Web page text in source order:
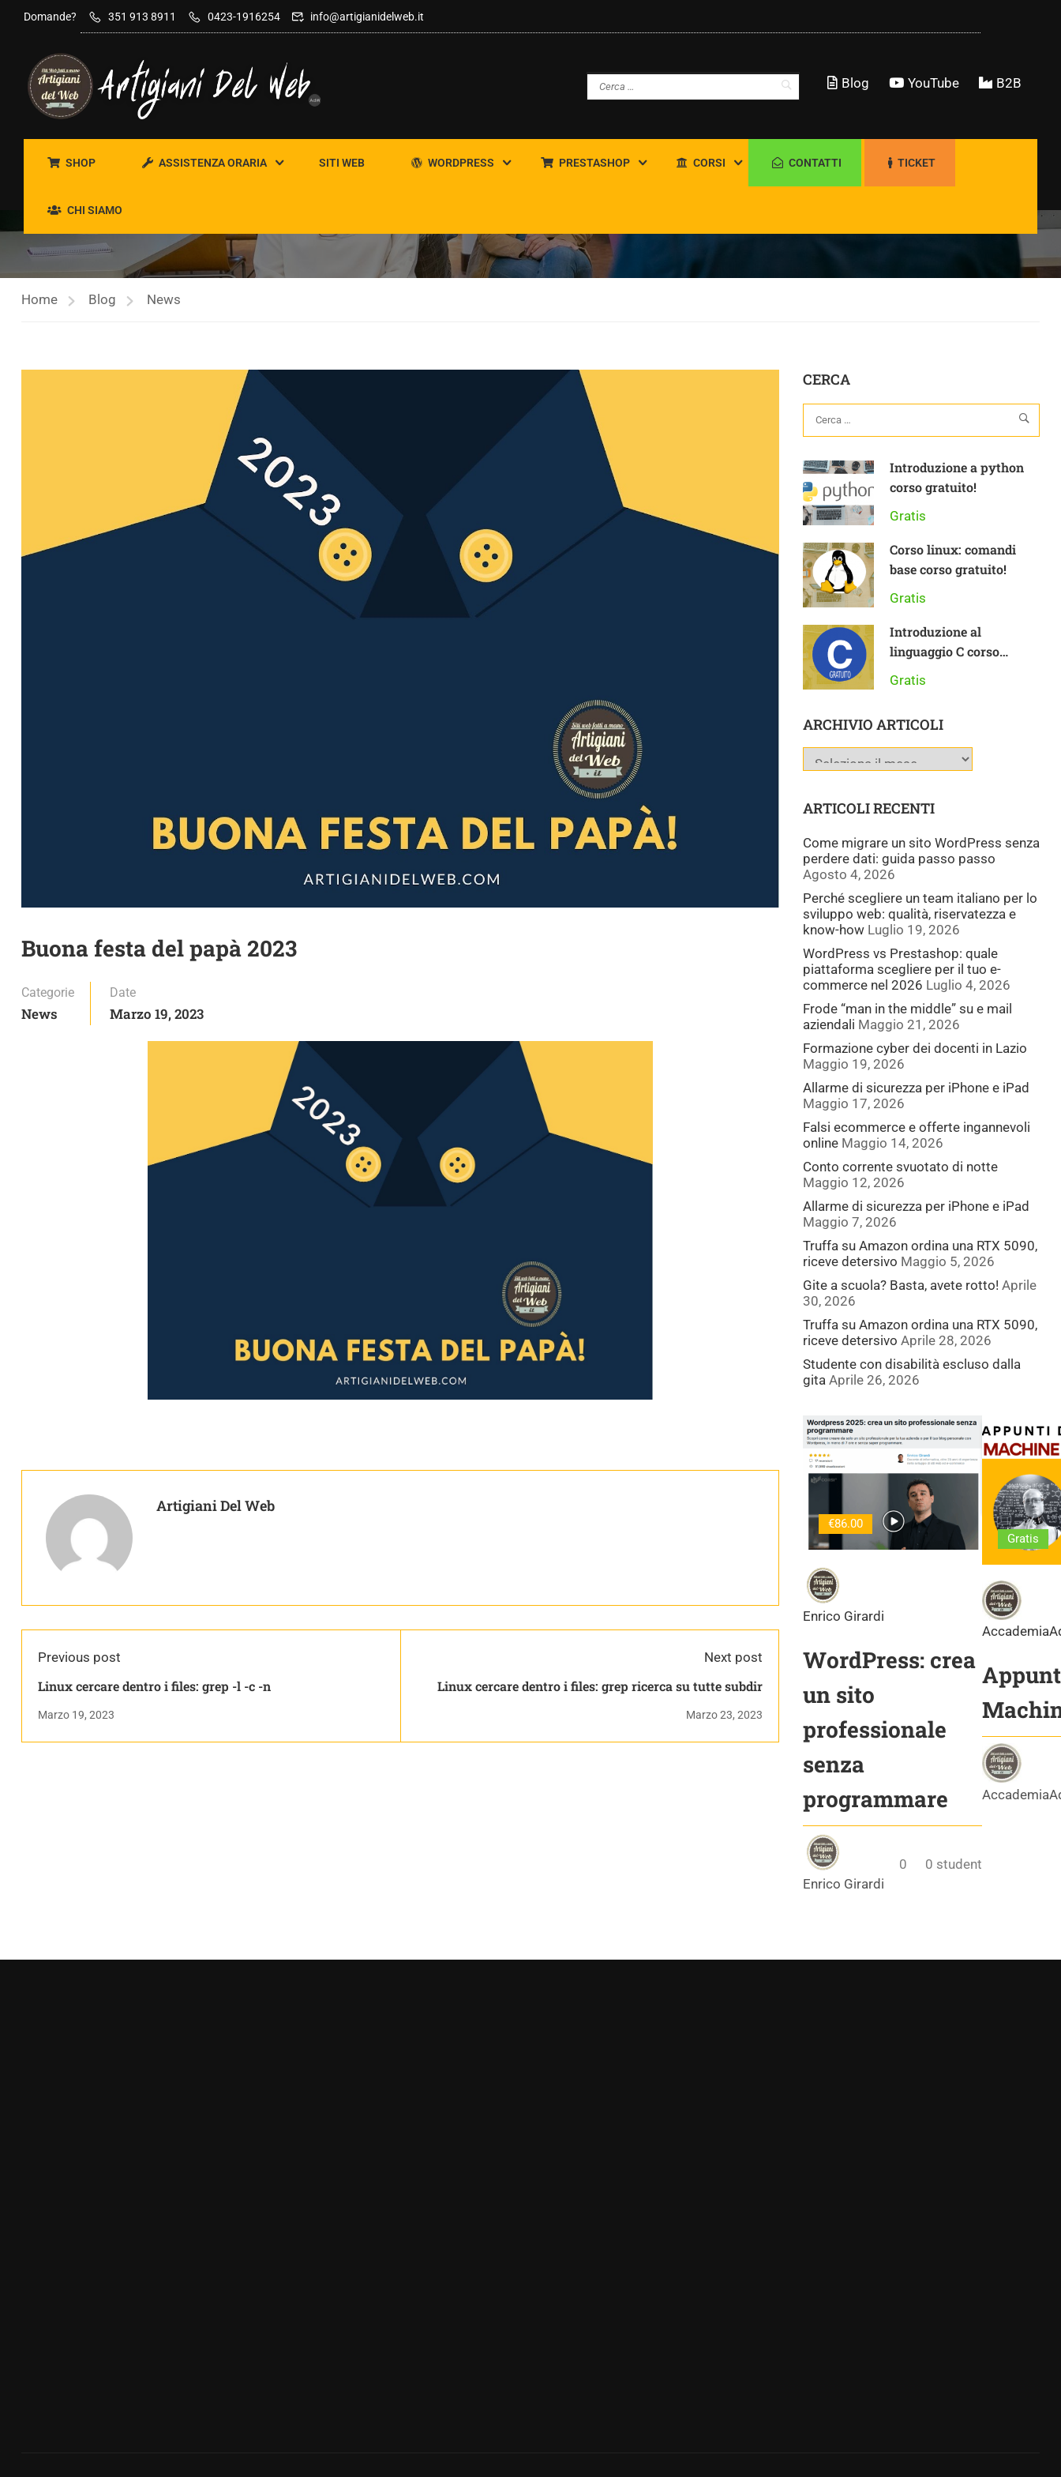
contenuto
Domande? 351 913 8911 0423-1916254 info@artigianidelweb.it
B2B
YouTube
Blog
SHOP ASSISTENZA ORARIA SITI WEB WORDPRESS PRESTASHOP CORSI CONTATTI TICKET
CHI SIAMO
NEWS
Home Blog News
Buona festa del papà 2023
Categorie
News
Date
Marzo 19, 2023
Artigiani Del Web
Previous post
Linux cercare dentro i files: grep -l -c -n
Marzo 19, 2023
Next post
Linux cercare dentro i files: grep ricerca su tutte subdir
Marzo 23, 2023
CERCA
Introduzione a python
corso gratuito!
Gratis
Corso linux: comandi
base corso gratuito!
Gratis
Introduzione al
linguaggio C corso
gratuito
Gratis
ARCHIVIO ARTICOLI
ARTICOLI RECENTI
Come migrare un sito WordPress senza
perdere dati: guida passo passo
Agosto 4, 2026
Perché scegliere un team italiano per lo
sviluppo web: qualità, riservatezza e
know-how Luglio 19, 2026
WordPress vs Prestashop: quale
piattaforma scegliere per il tuo e-
commerce nel 2026 Luglio 4, 2026
Frode “man in the middle” su e mail
aziendali Maggio 21, 2026
Formazione cyber dei docenti in Lazio
Maggio 19, 2026
Allarme di sicurezza per iPhone e iPad
Maggio 17, 2026
Falsi ecommerce e offerte ingannevoli
online Maggio 14, 2026
Conto corrente svuotato di notte
Maggio 12, 2026
Allarme di sicurezza per iPhone e iPad
Maggio 7, 2026
Truffa su Amazon ordina una RTX 5090,
riceve detersivo Maggio 5, 2026
Gite a scuola? Basta, avete rotto! Aprile
30, 2026
Truffa su Amazon ordina una RTX 5090,
riceve detersivo Aprile 28, 2026
Studente con disabilità escluso dalla
gita Aprile 26, 2026
€86.00
Enrico Girardi
WordPress: crea
un sito
professionale
senza
programmare
Enrico Girardi
0 0 student
Gratis